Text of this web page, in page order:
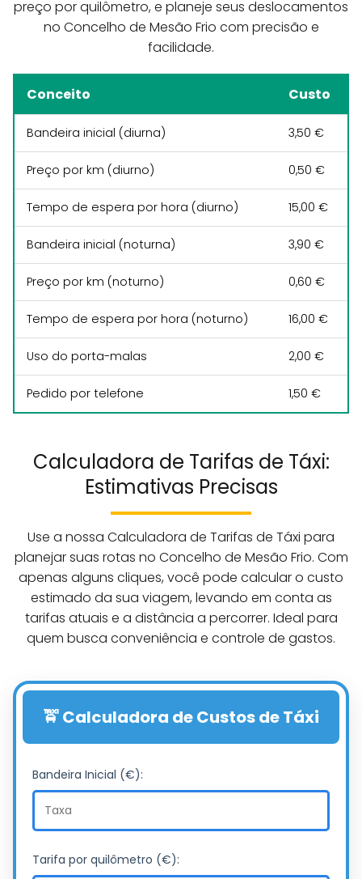
preço por quilômetro, e planeje seus deslocamentos
no Concelho de Mesão Frio com precisão e
facilidade.
Conceito Custo
Bandeira inicial (diurna) 3,50 €
Preço por km (diurno) 0,50 €
Tempo de espera por hora (diurno) 15,00 €
Bandeira inicial (noturna) 3,90 €
Preço por km (noturno) 0,60 €
Tempo de espera por hora (noturno) 16,00 €
Uso do porta-malas 2,00 €
Pedido por telefone 1,50 €
Calculadora de Tarifas de Táxi:
Estimativas Precisas
Use a nossa Calculadora de Tarifas de Táxi para
planejar suas rotas no Concelho de Mesão Frio. Com
apenas alguns cliques, você pode calcular o custo
estimado da sua viagem, levando em conta as
tarifas atuais e a distância a percorrer. Ideal para
quem busca conveniência e controle de gastos.
🚖 Calculadora de Custos de Táxi
Bandeira Inicial (€):
Tarifa por quilômetro (€):